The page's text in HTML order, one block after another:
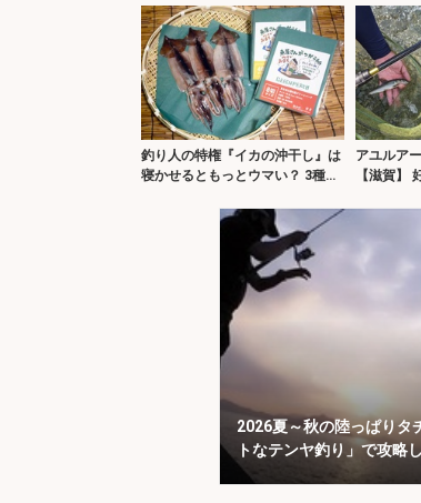
釣り人の特権『イカの沖干し』は
寝かせるともっとウマい？ 3種の
アユルア
【滋賀】
2026夏～秋の陸っぱりタ
トなテンヤ釣り」で攻略